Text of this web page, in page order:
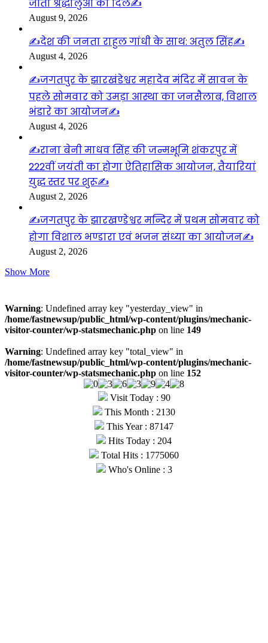
जीता श्रद्धालुओं का दिल✍️
August 9, 2026
✍️देश की जनता राहुल गांधी के साथ: अतुल सिंह✍️
August 4, 2026
✍️जगतपुर के झारखंडेश्वर महादेव मंदिर में सावन के
पहले सोमवार को उमड़ा आस्था का जनसैलाब, विशाल
भंडारे का आयोजन✍️
August 4, 2026
✍️राना बेनी माधव सिंह की जन्मभूमि शंकरपुर में
222वीं जयंती का होगा ऐतिहासिक आयोजन, तैयारियां
युद्ध स्तर पर शुरू✍️
August 2, 2026
✍️जगतपुर के झारखण्डेश्वर मन्दिर में प्रथम सोमवार को
होगा विशाल भण्डारा एवं भजन संध्या का आयोजन✍️
August 2, 2026
Show More
Warning: Undefined array key "yesterday_view" in
/home/fastnewsup/public_html/wp-content/plugins/mechanic-
visitor-counter/wp-statsmechanic.php on line 149
Warning: Undefined array key "total_view" in
/home/fastnewsup/public_html/wp-content/plugins/mechanic-
visitor-counter/wp-statsmechanic.php on line 152
Visit Today : 90
This Month : 2130
This Year : 87147
Hits Today : 204
Total Hits : 1775060
Who's Online : 3